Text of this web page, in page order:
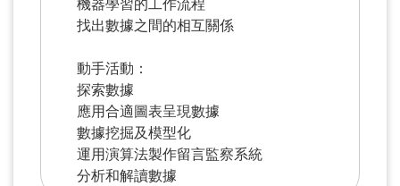
找出數據之間的相互關係
動手活動：
探索數據
應用合適圖表呈現數據
數據挖掘及模型化
運用演算法製作留言監察系統
分析和解讀數據